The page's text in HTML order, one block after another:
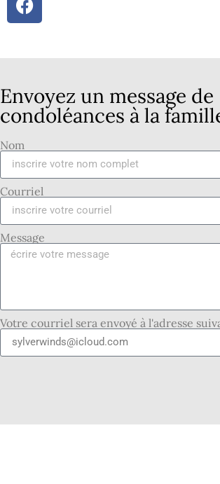
Envoyez un message de
condoléances à la
Nom
Courriel
Message
Votre courriel sera envoyé à l'adresse